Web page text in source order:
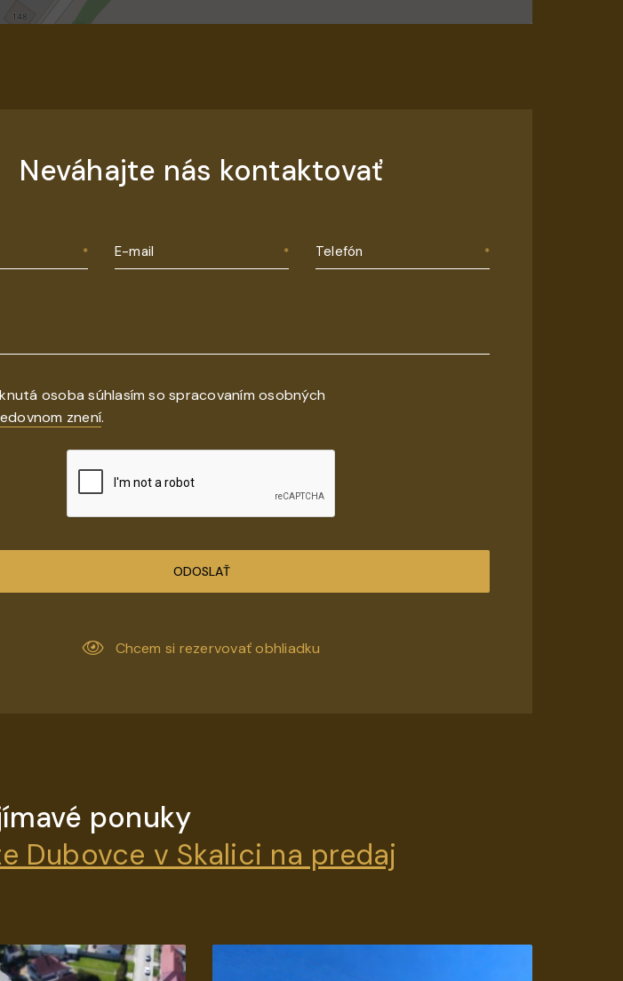
Neváhajte nás kontaktovať
E-mail Telefón
osoba súhlasím so spracovaním osobných
znení.
ODOSLAŤ
Chcem si rezervovať obhliadku
ponuky
Dubovce v Skalici na predaj